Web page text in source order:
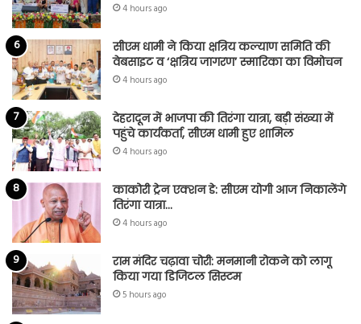
4 hours ago
सीएम धामी ने किया क्षत्रिय कल्याण समिति की
वेबसाइट व ‘क्षत्रिय जागरण’ स्मारिका का विमोचन
4 hours ago
देहरादून में भाजपा की तिरंगा यात्रा, बड़ी संख्या में
पहुंचे कार्यकर्ता, सीएम धामी हुए शामिल
4 hours ago
काकोरी ट्रेन एक्शन डे: सीएम योगी आज निकालेंगे
तिरंगा यात्रा…
4 hours ago
राम मंदिर चढ़ावा चोरी: मनमानी रोकने को लागू
किया गया डिजिटल सिस्टम
5 hours ago